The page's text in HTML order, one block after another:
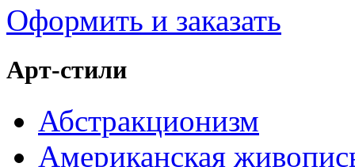
Оформить и заказать
Арт-стили
Абстракционизм
Американская